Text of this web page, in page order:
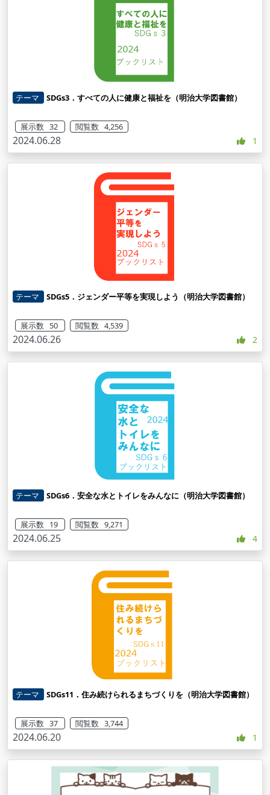
テーマ SDGs3．すべての人に健康と福祉を（明治大学図書館）
展示数 32 閲覧数 4,256
2024.06.28 1
テーマ SDGs5．ジェンダー平等を実現しよう（明治大学図書館）
展示数 50 閲覧数 4,539
2024.06.26 2
テーマ SDGs6．安全な水とトイレをみんなに（明治大学図書館）
展示数 19 閲覧数 9,271
2024.06.25 4
テーマ SDGs11．住み続けられるまちづくりを（明治大学図書館）
展示数 37 閲覧数 3,744
2024.06.20 1